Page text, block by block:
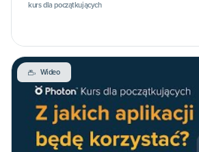
kurs dla początkujących
Wideo